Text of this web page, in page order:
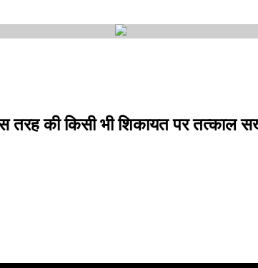
तरह की किसी भी शिकायत पर तत्काल